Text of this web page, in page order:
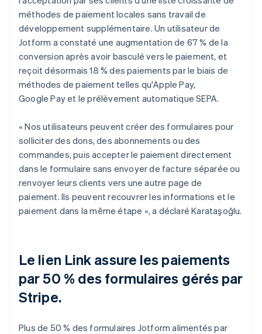
méthodes de paiement locales sans travail de
développement supplémentaire. Un utilisateur de
Jotform a constaté une augmentation de 67 % de la
conversion après avoir basculé vers le paiement, et
reçoit désormais 18 % des paiements par le biais de
méthodes de paiement telles qu'Apple Pay,
Google Pay et le prélèvement automatique SEPA.
« Nos utilisateurs peuvent créer des formulaires pour
solliciter des dons, des abonnements ou des
commandes, puis accepter le paiement directement
dans le formulaire sans envoyer de facture séparée ou
renvoyer leurs clients vers une autre page de
paiement. Ils peuvent recouvrer les informations et le
paiement dans la même étape », a déclaré Karataşoğlu.
Le lien Link assure les paiements
par 50 % des formulaires gérés par
Stripe.
Plus de 50 % des formulaires Jotform alimentés par